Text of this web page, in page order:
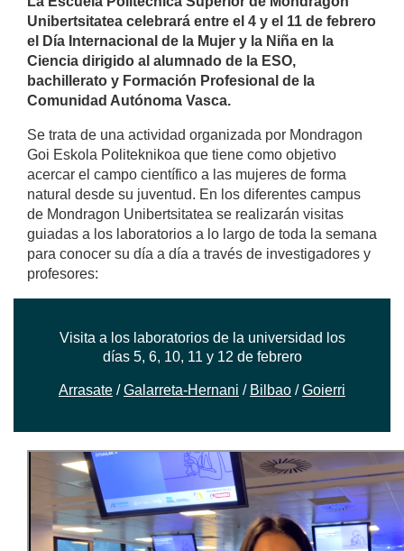
Unibertsitatea celebrará entre el 4 y el 11 de febrero
el Día Internacional de la Mujer y la Niña en la
Ciencia dirigido al alumnado de la ESO,
bachillerato y Formación Profesional de la
Comunidad Autónoma Vasca.
Se trata de una actividad organizada por Mondragon
Goi Eskola Politeknikoa que tiene como objetivo
acercar el campo científico a las mujeres de forma
natural desde su juventud. En los diferentes campus
de Mondragon Unibertsitatea se realizarán visitas
guiadas a los laboratorios a lo largo de toda la semana
para conocer su día a día a través de investigadores y
profesores:
Visita a los laboratorios de la universidad los
días 5, 6, 10, 11 y 12 de febrero
Arrasate /Galarreta-Hernani / Bilbao /Goierri